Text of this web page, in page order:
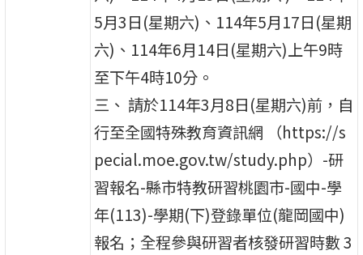
5月3日(星期六)、114年5月17日(星期
六)、114年6月14日(星期六)上午9時
至下午4時10分。
三、 請於114年3月8日(星期六)前，自
行至全國特殊教育資訊網 （https://s
pecial.moe.gov.tw/study.php）-研
習報名-縣市特教研習桃園市-國中-學
年(113)-學期(下)登錄單位(龍岡國中)
報名；全程參與研習者核發研習時數 3